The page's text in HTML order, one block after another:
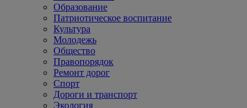
Образование
Патриотическое воспитание
Культура
Молодежь
Общество
Правопорядок
Ремонт дорог
Спорт
Дороги и транспорт
Экология